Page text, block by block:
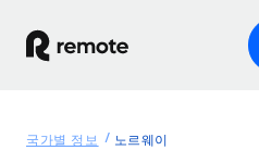
국가별 정보 노르웨이